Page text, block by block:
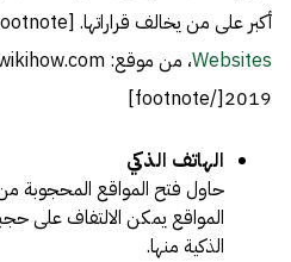
أكبر على من يخالف قراراتها. [footnote]،
Websites
2019[/footnote]
الهاتف الذكي
حاول فتح المواقع المحجوبة
المواقع يمكن الالتفاف على
الذكية منها.